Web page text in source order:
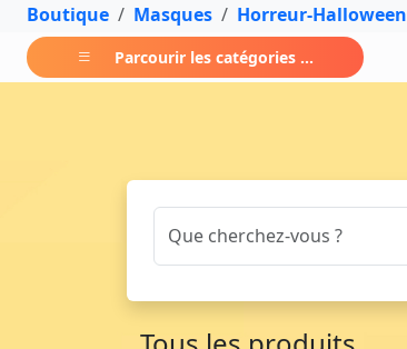
Boutique Masques Horreur-Halloween
Parcourir les catégories ...